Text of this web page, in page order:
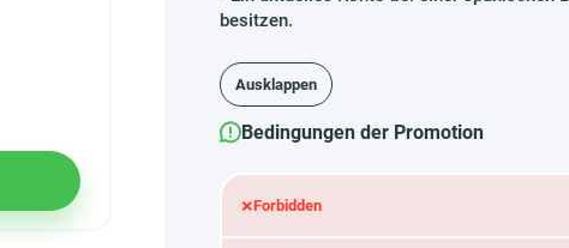
besitzen.
Ausklappen
Bedingungen der Promotion
×Forbidden